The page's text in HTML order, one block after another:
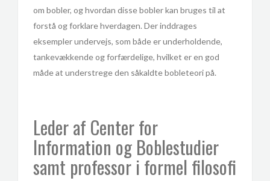
om bobler, og hvordan disse bobler kan bruges til at
forstå og forklare hverdagen. Der inddrages
eksempler undervejs, som både er underholdende,
tankevækkende og forfærdelige, hvilket er en god
måde at understrege den såkaldte bobleteori på.
Leder af Center for
Information og Boblestudier
samt professor i formel filosofi